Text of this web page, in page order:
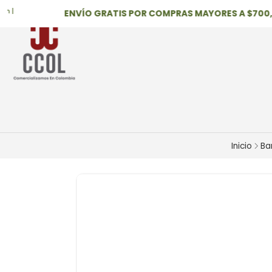
ENVÍO GRATIS POR COMPRAS MAYORES A $700,000
Inicio